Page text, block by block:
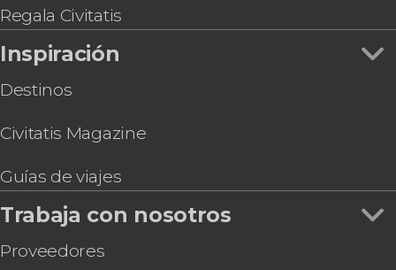
Regala Civitatis
Inspiración
Destinos
Civitatis Magazine
Guías de viajes
Trabaja con nosotros
Proveedores